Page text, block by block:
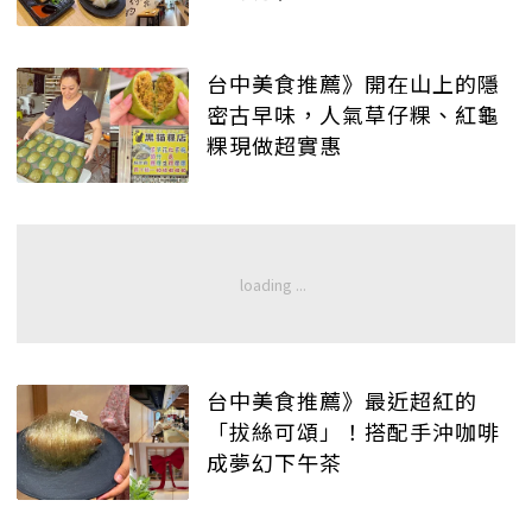
台中美食推薦》開在山上的隱
密古早味，人氣草仔粿、紅龜
粿現做超實惠
台中美食推薦》最近超紅的
「拔絲可頌」！搭配手沖咖啡
成夢幻下午茶